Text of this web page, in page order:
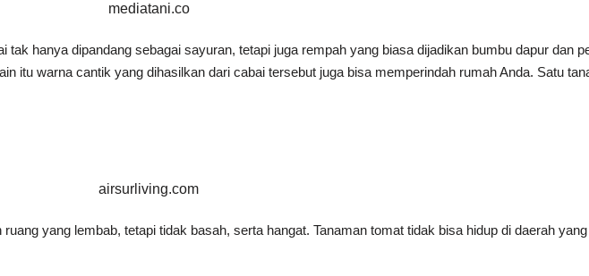
mediatani.co
hanya dipandang sebagai sayuran, tetapi juga rempah yang biasa dijadikan bumbu dapur dan
itu warna cantik yang dihasilkan dari cabai tersebut juga bisa memperindah rumah Anda. Satu
airsurliving.com
yang lembab, tetapi tidak basah, serta hangat. Tanaman tomat tidak bisa hidup di daerah